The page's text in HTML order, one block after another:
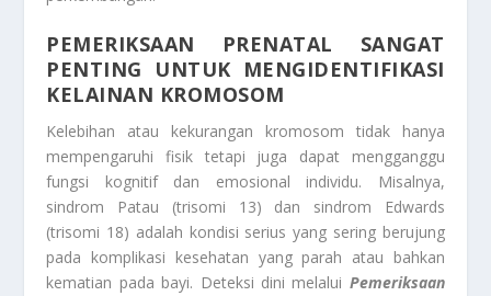
PEMERIKSAAN PRENATAL SANGAT
PENTING UNTUK MENGIDENTIFIKASI
KELAINAN KROMOSOM
Kelebihan atau kekurangan kromosom tidak hanya
mempengaruhi fisik tetapi juga dapat mengganggu
fungsi kognitif dan emosional individu. Misalnya,
sindrom Patau (trisomi 13) dan sindrom Edwards
(trisomi 18) adalah kondisi serius yang sering berujung
pada komplikasi kesehatan yang parah atau bahkan
kematian pada bayi. Deteksi dini melalui Pemeriksaan